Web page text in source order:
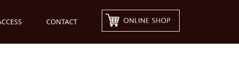
CONTACT